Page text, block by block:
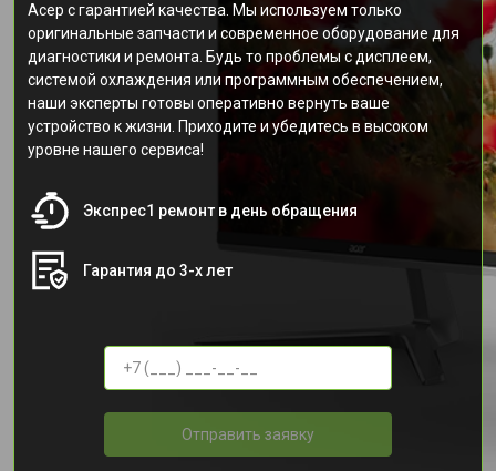
Асер с гарантией качества. Мы используем только
оригинальные запчасти и современное оборудование для
диагностики и ремонта. Будь то проблемы с дисплеем,
системой охлаждения или программным обеспечением,
наши эксперты готовы оперативно вернуть ваше
устройство к жизни. Приходите и убедитесь в высоком
уровне нашего сервиса!
Экспрес1 ремонт в день обращения
Гарантия до 3-х лет
Отправить заявку